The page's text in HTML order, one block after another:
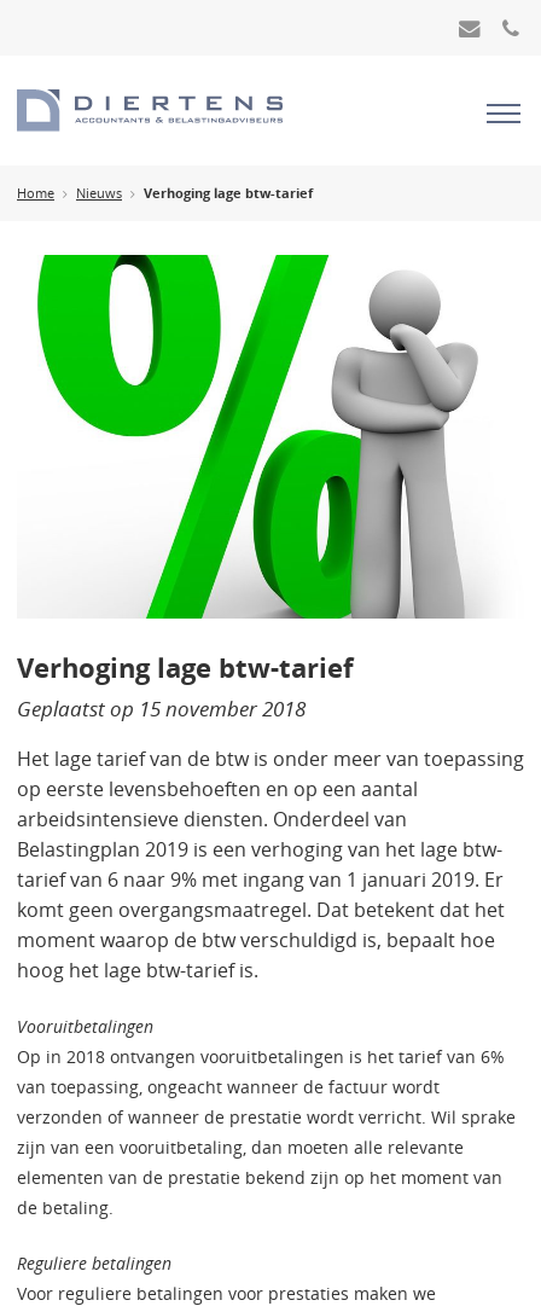
Home Nieuws Verhoging lage btw-tarief
Verhoging lage btw-tarief
Geplaatst op 15 november 2018
Het lage tarief van de btw is onder meer van toepassing
op eerste levensbehoeften en op een aantal
arbeidsintensieve diensten. Onderdeel van
Belastingplan 2019 is een verhoging van het lage btw-
tarief van 6 naar 9% met ingang van 1 januari 2019. Er
komt geen overgangsmaatregel. Dat betekent dat het
moment waarop de btw verschuldigd is, bepaalt hoe
hoog het lage btw-tarief is.
Vooruitbetalingen
Op in 2018 ontvangen vooruitbetalingen is het tarief van 6%
van toepassing, ongeacht wanneer de factuur wordt
verzonden of wanneer de prestatie wordt verricht. Wil sprake
zijn van een vooruitbetaling, dan moeten alle relevante
elementen van de prestatie bekend zijn op het moment van
de betaling.
Reguliere betalingen
Voor reguliere betalingen voor prestaties maken we